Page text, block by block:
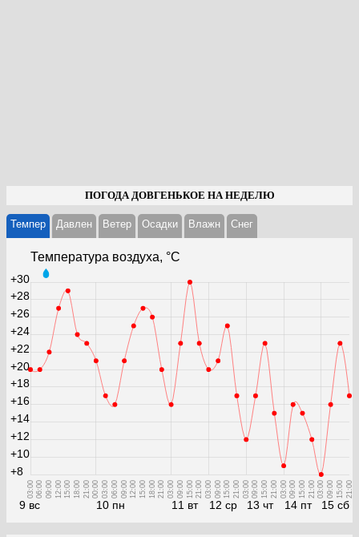
ПОГОДА ДОВГЕНЬКОЕ НА НЕДЕЛЮ
Темпер Давлен Ветер Осадки Влажн Cнег
Температура воздуха, °С
9 вс
03:0006:00 09:00 12:0015:00 18:00 21:00
10 пн
00:00 03:00 06:00 09:0012:00 15:00 18:0021:00
11 вт
03:00 09:00 15:0021:00
12 ср
03:00 09:0015:00 21:00
13 чт
03:0009:00 15:00 21:00
14 пт
03:0009:00 15:00 21:00
15 сб
03:00 09:00 15:00 21:00
+8
+10
+12
+14
+16
+18
+20
+22
+24
+26
+28
+30